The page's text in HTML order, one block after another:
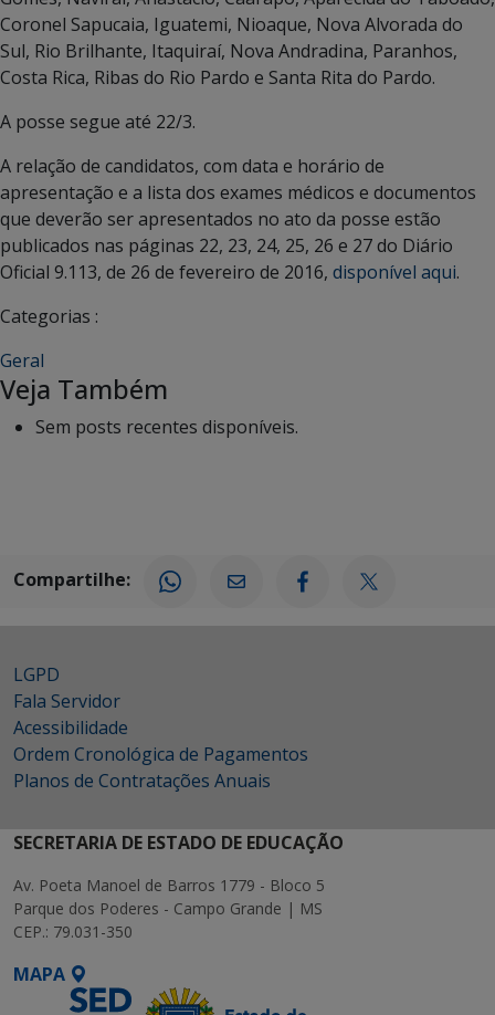
Coronel Sapucaia, Iguatemi, Nioaque, Nova Alvorada do
Sul, Rio Brilhante, Itaquiraí, Nova Andradina, Paranhos,
Costa Rica, Ribas do Rio Pardo e Santa Rita do Pardo.
A posse segue até 22/3.
A relação de candidatos, com data e horário de
apresentação e a lista dos exames médicos e documentos
que deverão ser apresentados no ato da posse estão
publicados nas páginas 22, 23, 24, 25, 26 e 27 do Diário
Oficial 9.113, de 26 de fevereiro de 2016, disponível aqui.
Categorias :
Geral
Veja Também
Sem posts recentes disponíveis.
Compartilhe:
LGPD
Fala Servidor
Acessibilidade
Ordem Cronológica de Pagamentos
Planos de Contratações Anuais
SECRETARIA DE ESTADO DE EDUCAÇÃO
Av. Poeta Manoel de Barros 1779 - Bloco 5
Parque dos Poderes - Campo Grande | MS
CEP.: 79.031-350
MAPA